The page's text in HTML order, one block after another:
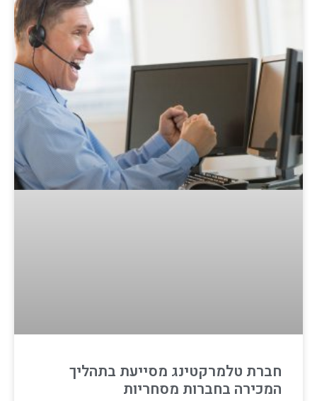
חברת טלמרקטינג מסייעת בתהליך
המכירה בחברות מסחריות